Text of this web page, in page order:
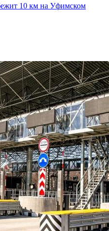
10 км на Уфимском